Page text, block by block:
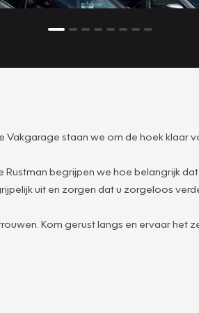
staan we om de hoek klaar
begrijpen we hoe belangrijk
uit en zorgen dat u zorgeloos
Kom gerust langs en ervaar het